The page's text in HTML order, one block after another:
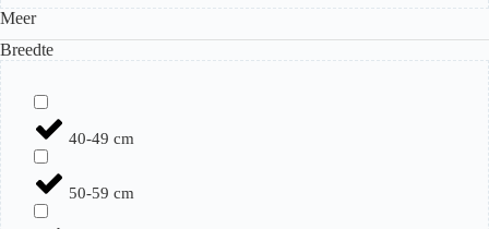
Meer
Breedte
40-49 cm
50-59 cm